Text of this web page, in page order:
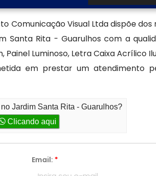
Comunicação Visual Ltda dispõe
Santa Rita - Guarulhos com a
Painel Luminoso, Letra Caixa
em prestar um atendimento
Jardim Santa Rita - Guarulhos?
Clicando aqui
Email: *